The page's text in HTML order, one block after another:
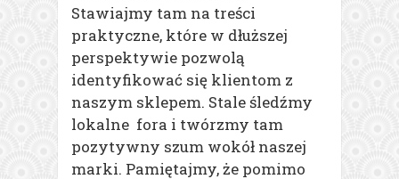
Stawiajmy tam na treści
praktyczne, które w dłuższej
perspektywie pozwolą
identyfikować się klientom z
naszym sklepem. Stale śledźmy
lokalne fora i twórzmy tam
pozytywny szum wokół naszej
marki. Pamiętajmy, że pomimo